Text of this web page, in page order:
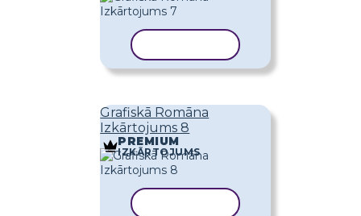
Grafiskā Romāna
Izkārtojums 8
PREMIUM
IZKĀRTOJUMS